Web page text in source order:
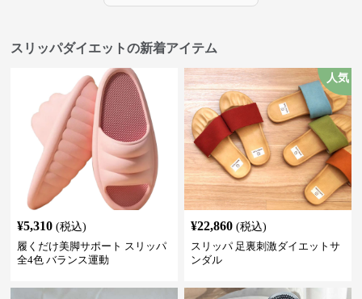
スリッパダイエットの新着アイテム
¥5,310 (税込)
履くだけ美脚サポート スリッパ
全4色 バランス運動
人気
¥22,860 (税込)
スリッパ 足裏刺激ダイエットサ
ンダル